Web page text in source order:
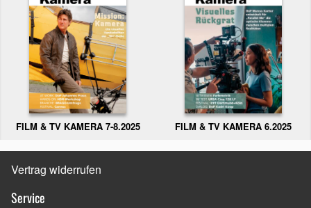
FILM & TV KAMERA 7-8.2025 FILM & TV KAMERA 6.2025
Vertrag widerrufen
Service